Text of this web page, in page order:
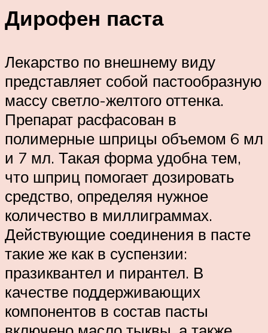
Дирофен паста
Лекарство по внешнему виду
представляет собой пастообразную
массу светло-желтого оттенка.
Препарат расфасован в
полимерные шприцы объемом 6 мл
и 7 мл. Такая форма удобна тем,
что шприц помогает дозировать
средство, определяя нужное
количество в миллиграммах.
Действующие соединения в пасте
такие же как в суспензии:
празиквантел и пирантел. В
качестве поддерживающих
компонентов в состав пасты